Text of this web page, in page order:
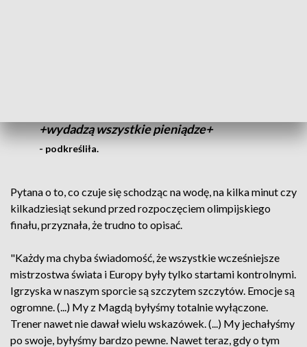
+wydadzą wszystkie pieniądze+
- podkreśliła.
Pytana o to, co czuje się schodząc na wodę, na kilka minut czy
kilkadziesiąt sekund przed rozpoczęciem olimpijskiego
finału, przyznała, że trudno to opisać.
"Każdy ma chyba świadomość, że wszystkie wcześniejsze
mistrzostwa świata i Europy były tylko startami kontrolnymi.
Igrzyska w naszym sporcie są szczytem szczytów. Emocje są
ogromne. (...) My z Magdą byłyśmy totalnie wyłączone.
Trener nawet nie dawał wielu wskazówek. (...) My jechałyśmy
po swoje, byłyśmy bardzo pewne. Nawet teraz, gdy o tym